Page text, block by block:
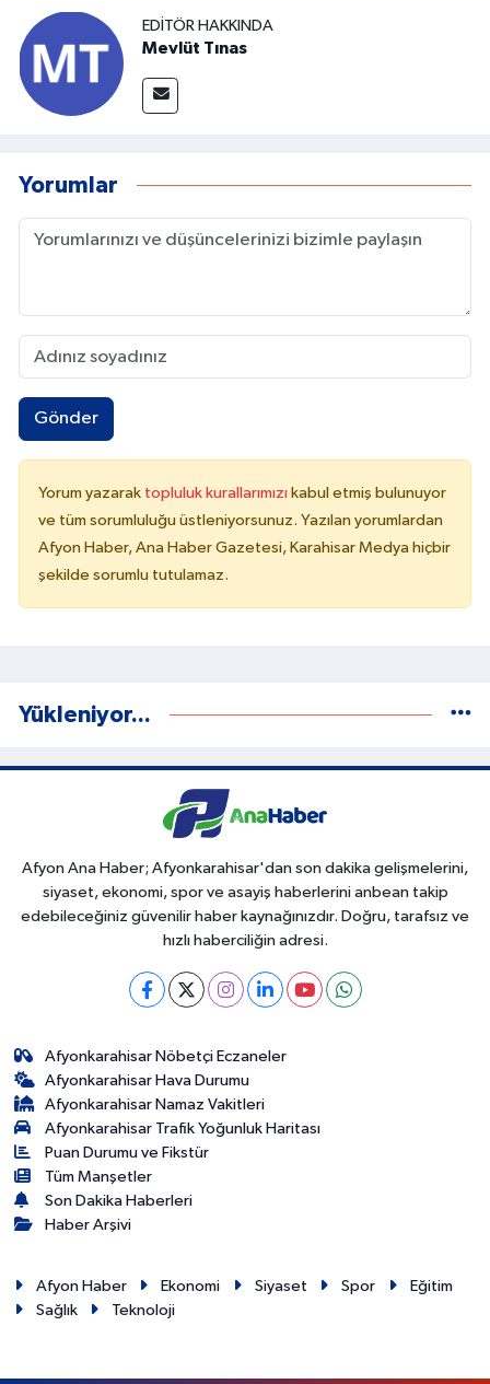
EDITÖR HAKKINDA
Mevlüt Tınas
Yorumlar
Gönder
Yorum yazarak topluluk kurallarımızı kabul etmiş bulunuyor
ve tüm sorumluluğu üstleniyorsunuz. Yazılan yorumlardan
Afyon Haber, Ana Haber Gazetesi, Karahisar Medya hiçbir
şekilde sorumlu tutulamaz.
Yükleniyor...
Afyon Ana Haber; Afyonkarahisar'dan son dakika gelişmelerini,
siyaset, ekonomi, spor ve asayiş haberlerini anbean takip
edebileceğiniz güvenilir haber kaynağınızdır. Doğru, tarafsız ve
hızlı haberciliğin adresi.
Afyonkarahisar Nöbetçi Eczaneler
Afyonkarahisar Hava Durumu
Afyonkarahisar Namaz Vakitleri
Afyonkarahisar Trafik Yoğunluk Haritası
Puan Durumu ve Fikstür
Tüm Manşetler
Son Dakika Haberleri
Haber Arşivi
Afyon Haber Ekonomi Siyaset Spor
Eğitim
Sağlık
Teknoloji